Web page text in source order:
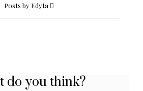
Posts by Edyta
do you think?